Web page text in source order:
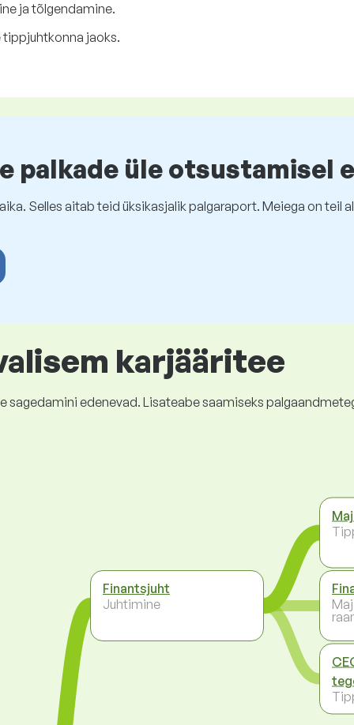
ja tõlgendamine.
tippjuhtkonna jaoks.
palkade üle otsustamisel
Selles aitab teid üksikasjalik palgaraport. Meiega on teil
karjääritee
sagedamini edenevad. Lisateabe saamiseks
Finantsjuht
Juhtimine